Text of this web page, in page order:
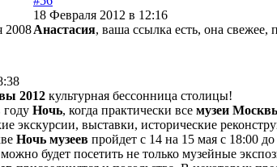
2008
18 Февраля 2012 в 12:16
Анастасия, ваша ссылка есть, она свежее,
2012 культурная бессонница столицы!
году Ночь, когда практически все музеи
экскурсии, выставки, исторические
Ночь музеев пройдет с 14 на 15 мая с 18:00
можно будет посетить не только музейные